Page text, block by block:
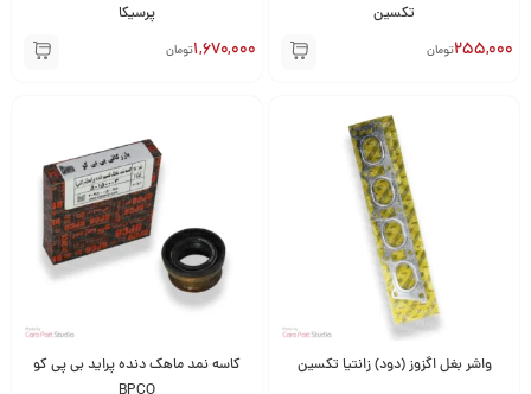
تکسین
255,000تومان
پرسیکا
1,670,000تومان
واشر بغل اگزوز (دود) زانتیا تکسین
کاسه نمد ماهک دنده پراید بی پی کو